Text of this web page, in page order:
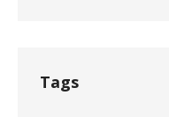
Tags